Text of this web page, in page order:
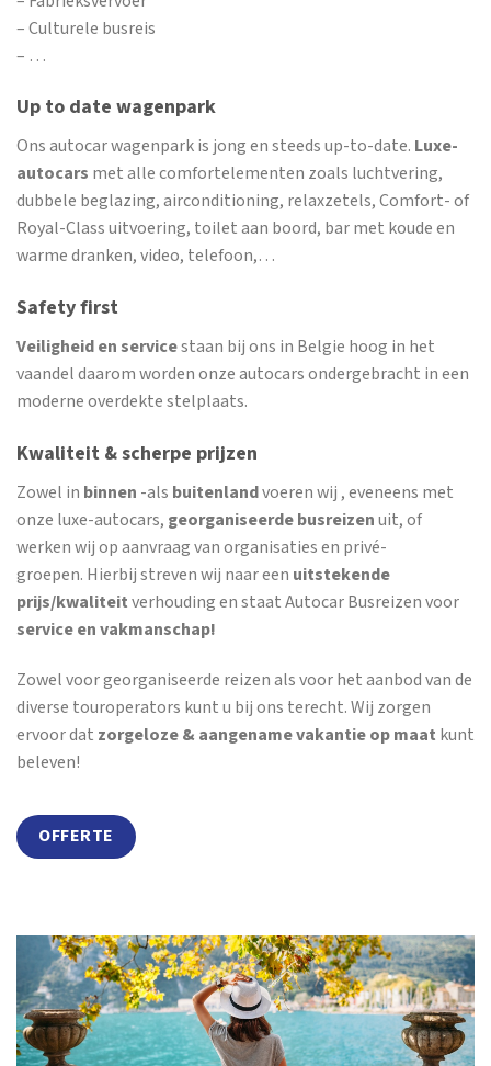
– Culturele busreis
– …
Up to date wagenpark
Ons autocar wagenpark is jong en steeds up-to-date. Luxe-
autocars met alle comfortelementen zoals luchtvering,
dubbele beglazing, airconditioning, relaxzetels, Comfort- of
Royal-Class uitvoering, toilet aan boord, bar met koude en
warme dranken, video, telefoon,…
Safety first
Veiligheid en servicestaan bij ons in Belgie hoog in het
vaandel daarom worden onze autocars ondergebracht in een
moderne overdekte stelplaats.
Kwaliteit & scherpe prijzen
Zowel in binnen -als buitenlandvoeren wij , eveneens met
onze luxe-autocars, georganiseerde busreizenuit, of
werken wij op aanvraag van organisaties en privé-
groepen. Hierbij streven wij naar een uitstekende
prijs/kwaliteitverhouding en staat Autocar Busreizen voor
service en vakmanschap!
Zowel voor georganiseerde reizen als voor het aanbod van de
diverse touroperators kunt u bij ons terecht. Wij zorgen
ervoor dat zorgeloze & aangename vakantie op maat kunt
beleven!
OFFERTE